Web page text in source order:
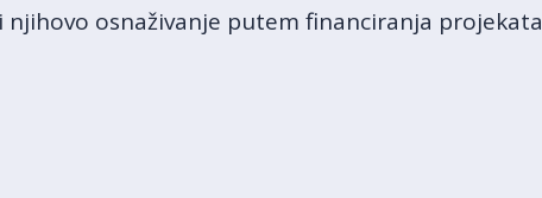
osnaživanje putem financiranja projekata